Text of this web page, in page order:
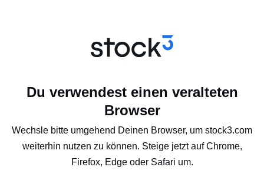
Du verwendest einen veralteten
Browser
Wechsle bitte umgehend Deinen Browser, um stock3.com
weiterhin nutzen zu können. Steige jetzt auf Chrome,
Firefox, Edge oder Safari um.